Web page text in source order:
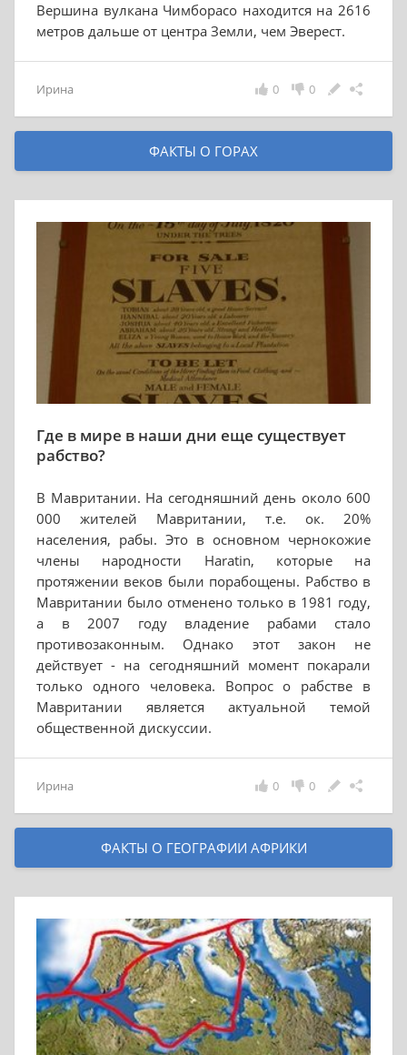
Вершина вулкана Чимборасо находится на 2616
метров дальше от центра Земли, чем Эверест.
Ирина 0
0
ФАКТЫ О ГОРАХ
Где в мире в наши дни еще существует
рабство?
В Мавритании. На сегодняшний день около 600
000 жителей Мавритании, т.е. ок. 20%
населения, рабы. Это в основном чернокожие
члены народности Haratin, которые на
протяжении веков были порабощены. Рабство в
Мавритании было отменено только в 1981 году,
а в 2007 году владение рабами стало
противозаконным. Однако этот закон не
действует - на сегодняшний момент покарали
только одного человека. Вопрос о рабстве в
Мавритании является актуальной темой
общественной дискуссии.
Ирина 0
0
ФАКТЫ О ГЕОГРАФИИ АФРИКИ